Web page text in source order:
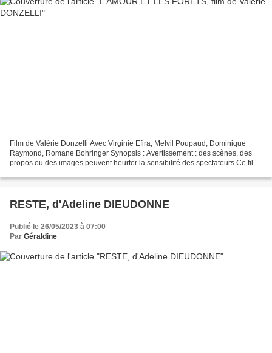
Film de Valérie Donzelli Avec Virginie Efira, Melvil Poupaud, Dominique
Raymond, Romane Bohringer Synopsis : Avertissement : des scènes, des
propos ou des images peuvent heurter la sensibilité des spectateurs Ce film
RESTE, d'Adeline DIEUDONNE
Publié le 26/05/2023 à 07:00
Par Géraldine